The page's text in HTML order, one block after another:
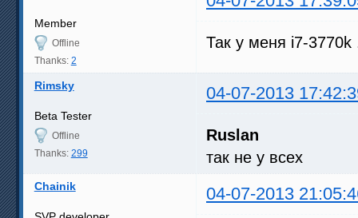
Member
Offline
Thanks: 2
Так у меня i7-3770k
Rimsky 04-07-2013
Beta Tester
Offline
Thanks: 299
Ruslan
так не у всех
Chainik 04-07-2013